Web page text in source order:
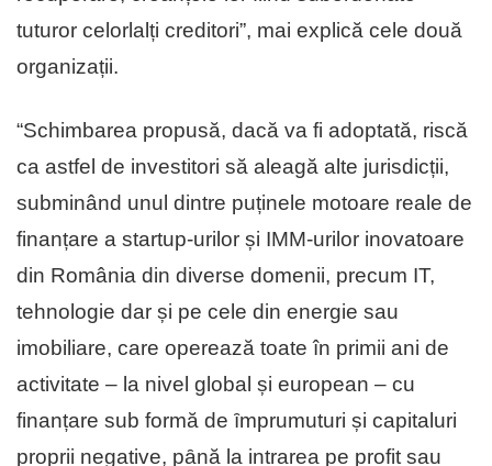
tuturor celorlalți creditori”, mai explică cele două
organizații.
“Schimbarea propusă, dacă va fi adoptată, riscă
ca astfel de investitori să aleagă alte jurisdicții,
subminând unul dintre puținele motoare reale de
finanțare a startup-urilor și IMM-urilor inovatoare
din România din diverse domenii, precum IT,
tehnologie dar și pe cele din energie sau
imobiliare, care operează toate în primii ani de
activitate – la nivel global și european – cu
finanțare sub formă de ȋmprumuturi și capitaluri
proprii negative, pȃnă la intrarea pe profit sau